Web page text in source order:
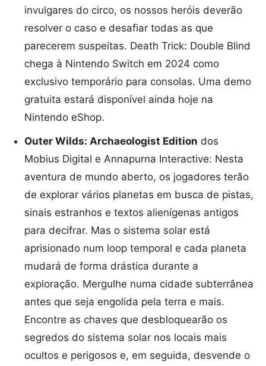
invulgares do circo, os nossos heróis deverão
resolver o caso e desafiar todas as que
parecerem suspeitas. Death Trick: Double Blind
chega à Nintendo Switch em 2024 como
exclusivo temporário para consolas. Uma demo
gratuita estará disponível ainda hoje na
Nintendo eShop.
Outer Wilds: Archaeologist Edition dos
Mobius Digital e Annapurna Interactive: Nesta
aventura de mundo aberto, os jogadores terão
de explorar vários planetas em busca de pistas,
sinais estranhos e textos alienígenas antigos
para decifrar. Mas o sistema solar está
aprisionado num loop temporal e cada planeta
mudará de forma drástica durante a
exploração. Mergulhe numa cidade subterrânea
antes que seja engolida pela terra e mais.
Encontre as chaves que desbloquearão os
segredos do sistema solar nos locais mais
ocultos e perigosos e, em seguida, desvende o